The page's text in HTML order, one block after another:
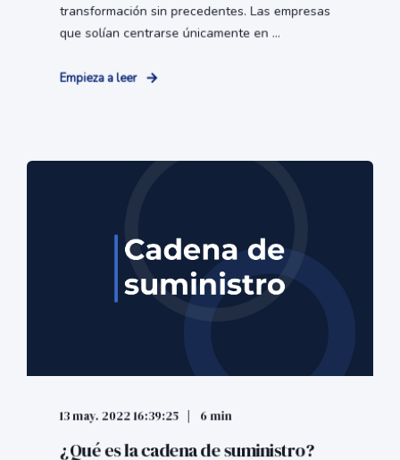
transformación sin precedentes. Las empresas
que solían centrarse únicamente en ...
Empieza a leer
13 may. 2022 16:39:25 6 min
¿Qué es la cadena de suministro?